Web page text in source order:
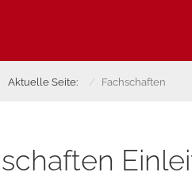
Aktuelle Seite: Fachschaften